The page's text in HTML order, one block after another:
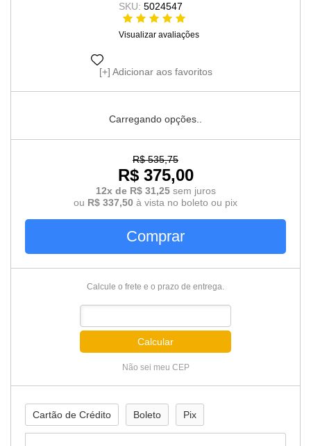
SKU: 5024547
Visualizar avaliações
Adicionar aos favoritos
Carregando opções..
R$ 535,75
R$ 375,00
12x de R$ 31,25 sem juros
ou R$ 337,50 à vista no boleto ou pix
Comprar
Calcule o frete e o prazo de entrega.
Calcular
Não sei meu CEP
Cartão de Crédito Boleto Pix